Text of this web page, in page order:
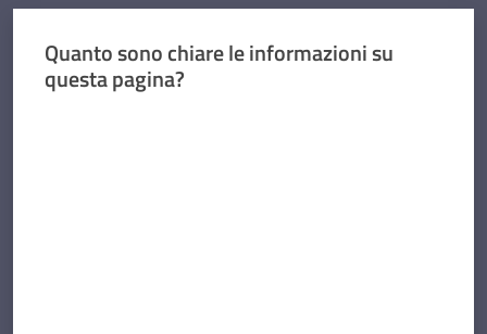
Quanto sono chiare le informazioni su
questa pagina?